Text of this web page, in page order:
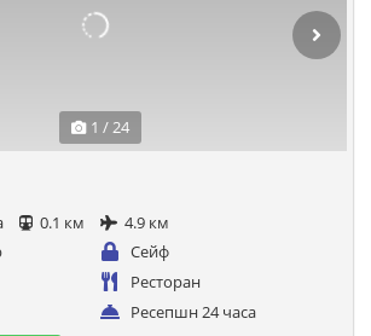
1 / 24
0.1 км
4.9 км
Сейф
Ресторан
Ресепшн 24 часа